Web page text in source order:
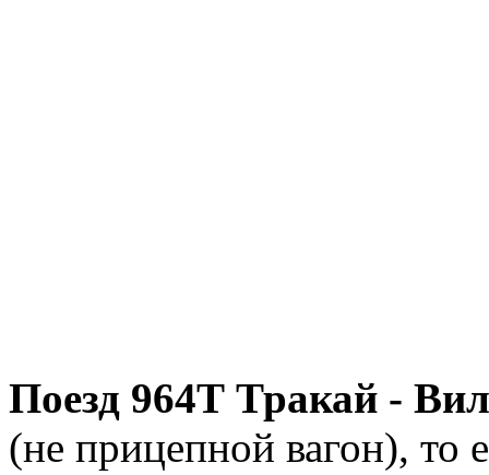
Поезд 964Т Тракай -
(не прицепной вагон), то